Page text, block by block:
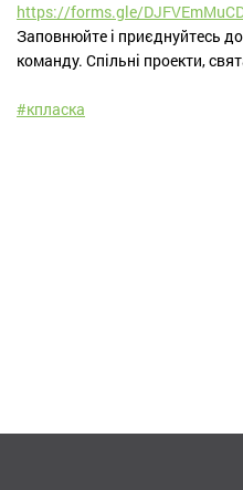
https://forms.gle/
Заповнюйте і приєднуйтесь
команду. Спільні проекти,
#кпласка